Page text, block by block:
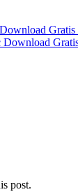
Gratis
post.